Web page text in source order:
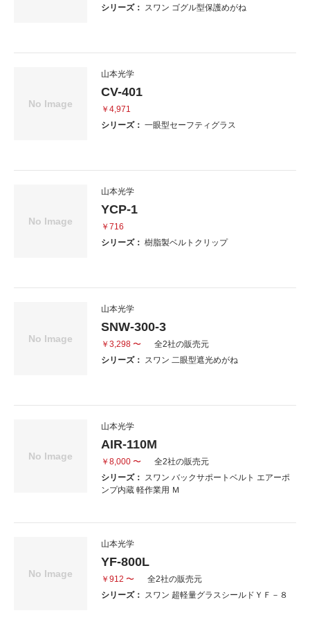
シリーズ： スワン ゴグル型保護めがね
山本光学
CV-401
￥4,971
シリーズ： 一眼型セーフティグラス
山本光学
YCP-1
￥716
シリーズ： 樹脂製ベルトクリップ
山本光学
SNW-300-3
￥3,298 〜
全2社の販売元
シリーズ： スワン 二眼型遮光めがね
山本光学
AIR-110M
￥8,000 〜
全2社の販売元
シリーズ： スワン バックサポートベルト エアーポ
ンプ内蔵 軽作業用 Ｍ
山本光学
YF-800L
￥912 〜
全2社の販売元
シリーズ： スワン 超軽量グラスシールドＹＦ－８